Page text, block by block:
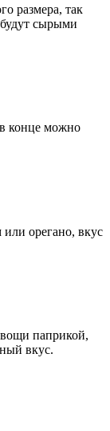
размера, так
сырыми
конце можно
орегано, вкус
паприкой,
вкус.